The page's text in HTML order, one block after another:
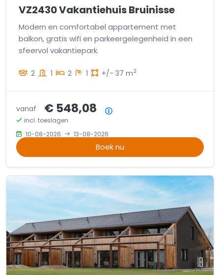
VZ2430 Vakantiehuis Bruinisse
Modern en comfortabel appartement met
balkon, gratis wifi en parkeergelegenheid in een
sfeervol vakantiepark.
2 1 2 1 +/- 37 m2
vanaf € 548,08
incl. toeslagen
10-08-2026
13-08-2026
Boek nu